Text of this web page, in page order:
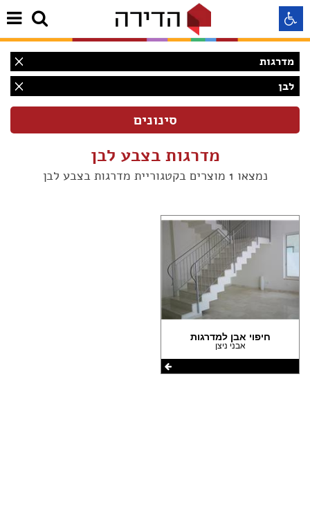
מדרגות
לבן
(1)
(1)
(1)
(1)
מדרגות בצבע לבן
נמצאו 1 מוצרים בקטגוריית מדרגות בצבע לבן
חיפוי אבן למדרגות
אבני ניצן
התאמה לקורא מסך
התאמה לכבדי ראיה
הדגשת קישורים
Aא Aא Aא
הצהרת נגישות